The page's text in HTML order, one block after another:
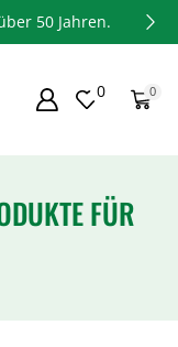
50 Jahren.
0 0
FÜR